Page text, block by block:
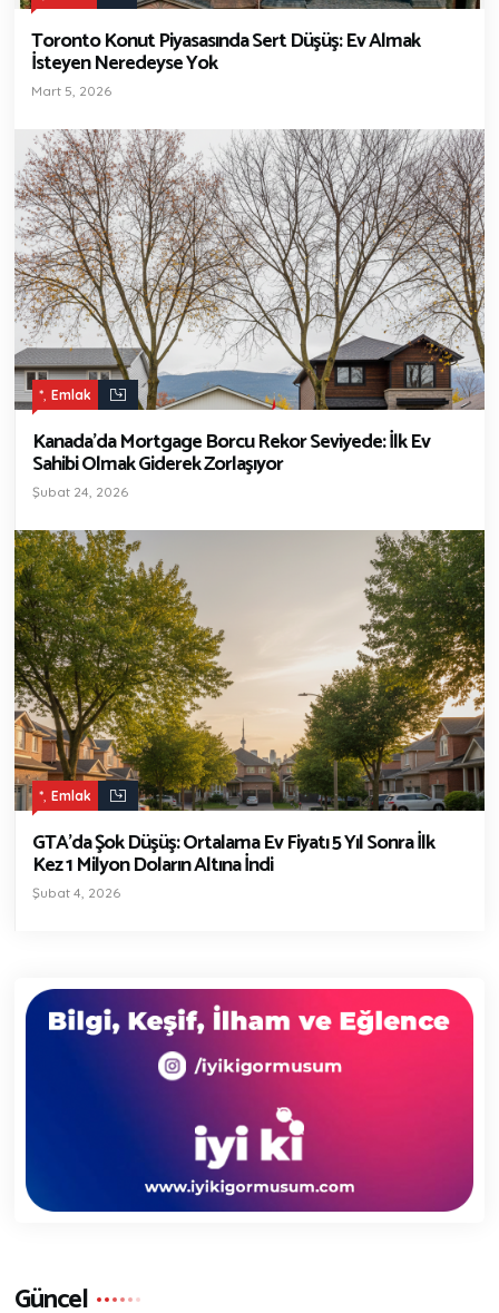
Toronto Konut Piyasasında Sert Düşüş: Ev Almak
İsteyen Neredeyse Yok
Mart 5, 2026
*,Emlak
Kanada’da Mortgage Borcu Rekor Seviyede: İlk Ev
Sahibi Olmak Giderek Zorlaşıyor
Şubat 24, 2026
*,Emlak
GTA’da Şok Düşüş: Ortalama Ev Fiyatı 5 Yıl Sonra İlk
Kez 1 Milyon Doların Altına İndi
Şubat 4, 2026
Güncel